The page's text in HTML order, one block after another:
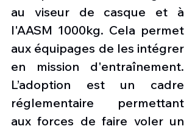
au viseur de casque et à
l'AASM 1000kg. Cela permet
aux équipages de les intégrer
en mission d'entraînement.
L’adoption est un cadre
réglementaire permettant
aux forces de faire voler un